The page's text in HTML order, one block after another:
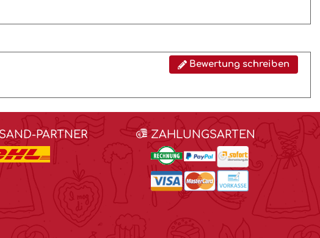
Bewertung schreiben
PARTNER ZAHLUNGSARTEN